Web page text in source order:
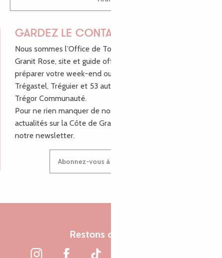
GARDEZ LE CONTACT !
Nous sommes l’Office de Tourisme Bretagne - Côte de
Granit Rose, site et guide officiel pour vous aider à
préparer votre week-end ou vos vacances à Lannion,
Trégastel, Tréguier et 53 autres communes de Lannion-
Trégor Communauté.
Pour ne rien manquer de nos bons plans et nos
actualités sur la Côte de Granit Rose, inscrivez-vous à
notre newsletter.
Abonnez-vous à notre newsletter
Restons connectés